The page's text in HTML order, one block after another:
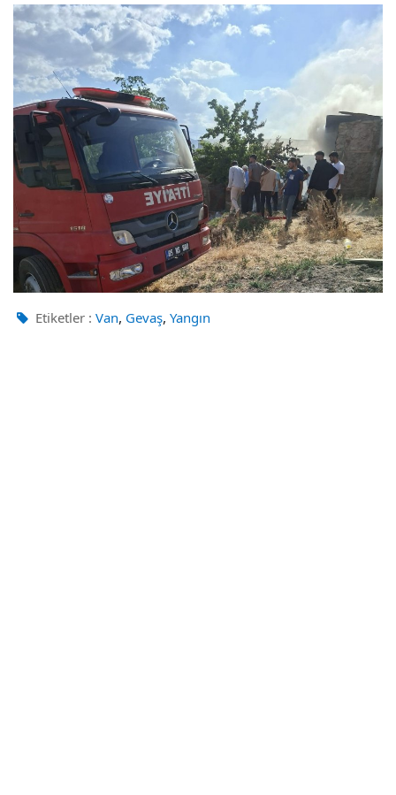
Etiketler : Van, Gevaş, Yangın